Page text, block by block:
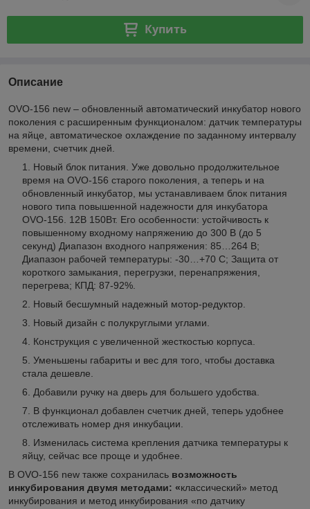
Купить
Описание
OVO-156 new – обновленный автоматический инкубатор нового
поколения с расширенным функционалом: датчик температуры
на яйце, автоматическое охлаждение по заданному интервалу
времени, счетчик дней.
Новый блок питания. Уже довольно продолжительное
время на OVO-156 старого поколения, а теперь и на
обновленный инкубатор, мы устанавливаем блок питания
нового типа повышенной надежности для инкубатора
OVO-156. 12В 150Вт. Его особенности: устойчивость к
повышенному входному напряжению до 300 В (до 5
секунд) Диапазон входного напряжения: 85…264 В;
Диапазон рабочей температуры: -30…+70 С; Защита от
короткого замыкания, перегрузки, перенапряжения,
перегрева; КПД: 87-92%.
Новый бесшумный надежный мотор-редуктор.
Новый дизайн с полукруглыми углами.
Конструкция с увеличенной жесткостью корпуса.
Уменьшены габариты и вес для того, чтобы доставка
стала дешевле.
Добавили ручку на дверь для большего удобства.
В функционал добавлен счетчик дней, теперь удобнее
отслеживать номер дня инкубации.
Изменилась система крепления датчика температуры к
яйцу, сейчас все проще и удобнее.
В OVO-156 new также сохранилась возможность
инкубирования двумя методами: «классический» метод
инкубирования и метод инкубирования «по датчику